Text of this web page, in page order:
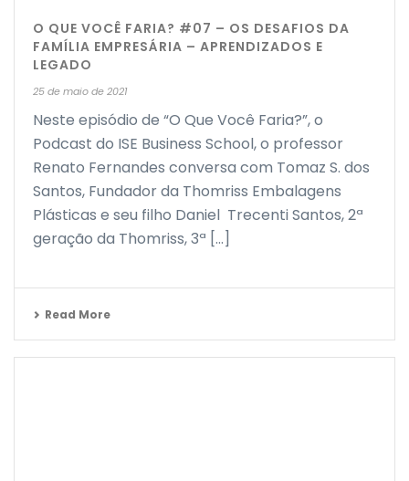
O QUE VOCÊ FARIA? #07 – OS DESAFIOS DA
FAMÍLIA EMPRESÁRIA – APRENDIZADOS E
LEGADO
25 de maio de 2021
Neste episódio de “O Que Você Faria?”, o
Podcast do ISE Business School, o professor
Renato Fernandes conversa com Tomaz S. dos
Santos, Fundador da Thomriss Embalagens
Plásticas e seu filho Daniel Trecenti Santos, 2ª
geração da Thomriss, 3ª [...]
Read More